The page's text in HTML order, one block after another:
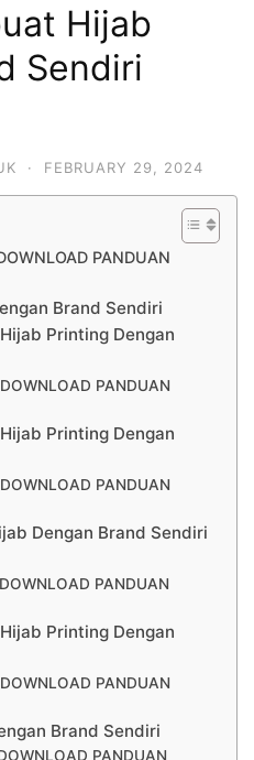
Hijab
Sendiri
· FEBRUARY 29, 2024
PANDUAN
Brand Sendiri
Printing Dengan
PANDUAN
Printing Dengan
PANDUAN
Dengan Brand Sendiri
PANDUAN
Printing Dengan
PANDUAN
Brand Sendiri
PANDUAN